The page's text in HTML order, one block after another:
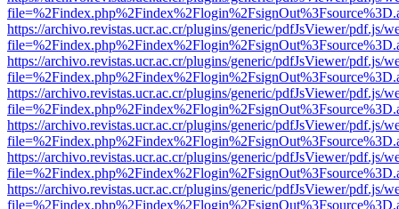
https://archivo.revistas.ucr.ac.cr/plugins/generic/pdfJsViewer/pdf.js/
https://archivo.revistas.ucr.ac.cr/plugins/generic/pdfJsViewer/pdf.js/
https://archivo.revistas.ucr.ac.cr/plugins/generic/pdfJsViewer/pdf.js/
https://archivo.revistas.ucr.ac.cr/plugins/generic/pdfJsViewer/pdf.js/
https://archivo.revistas.ucr.ac.cr/plugins/generic/pdfJsViewer/pdf.js/
https://archivo.revistas.ucr.ac.cr/plugins/generic/pdfJsViewer/pdf.js/